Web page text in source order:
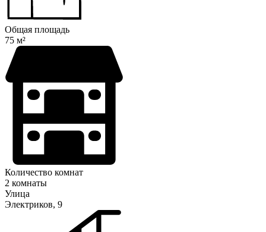
Общая площадь
75 м²
Количество комнат
2 комнаты
Улица
Электриков, 9